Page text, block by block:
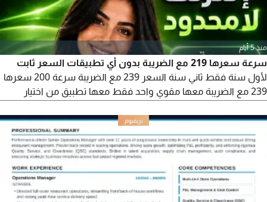
منذ 5 أيام
سرعة سعرها 219 مع الضريبة بدون أي تطبيقات السعر ثابت
لأول سنة فقط ثاني سنة السعر 239 مع الضريبة سرعة 200 سعرها
239 مع الضريبة معها مقوي واحد فقط معها تطبيق من اختيار
300 سعرها 299 مع الضري